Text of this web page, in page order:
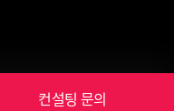
tv 뉴스
픈 스튜디오컨설팅 문의